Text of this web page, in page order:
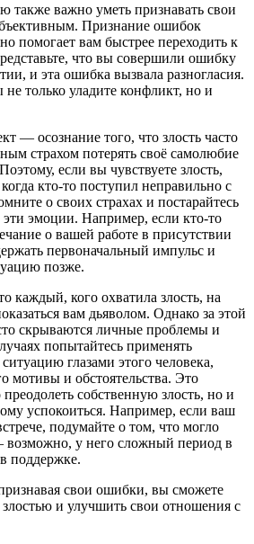
также важно уметь признавать свои
Признание ошибок
помогает вам быстрее переходить к
что вы совершили ошибку
и эта ошибка вызвала разногласия.
только уладите конфликт, но и
— осознание того, что злость часто
страхом потерять своё самолюбие
если вы чувствуете злость,
кто-то поступил неправильно с
о своих страхах и постарайтесь
эти эмоции. Например, если кто-то
о вашей работе в присутствии
первоначальный импульс и
позже.
каждый, кого охватила злость, на
вам дьяволом. Однако за этой
скрываются личные проблемы и
попытайтесь применять
глазами этого человека,
мотивы и обстоятельства. Это
собственную злость, но и
успокоиться. Например, если ваш
подумайте о том, что могло
возможно, у него сложный период в
поддержке.
свои ошибки, вы сможете
и улучшить свои отношения с